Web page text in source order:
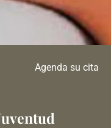
Agenda su cita